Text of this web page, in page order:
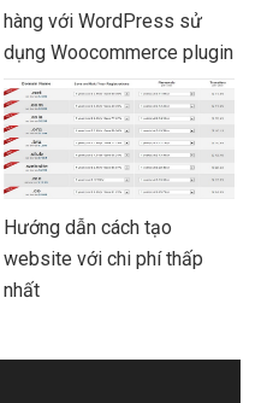
hàng với WordPress sử
dụng Woocommerce plugin
Hướng dẫn cách tạo
website với chi phí thấp
nhất